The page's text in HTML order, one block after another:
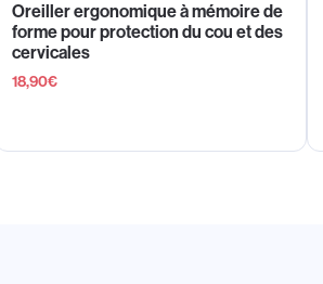
Oreiller ergonomique à mémoire de
forme pour protection du cou et des
cervicales
18,90€